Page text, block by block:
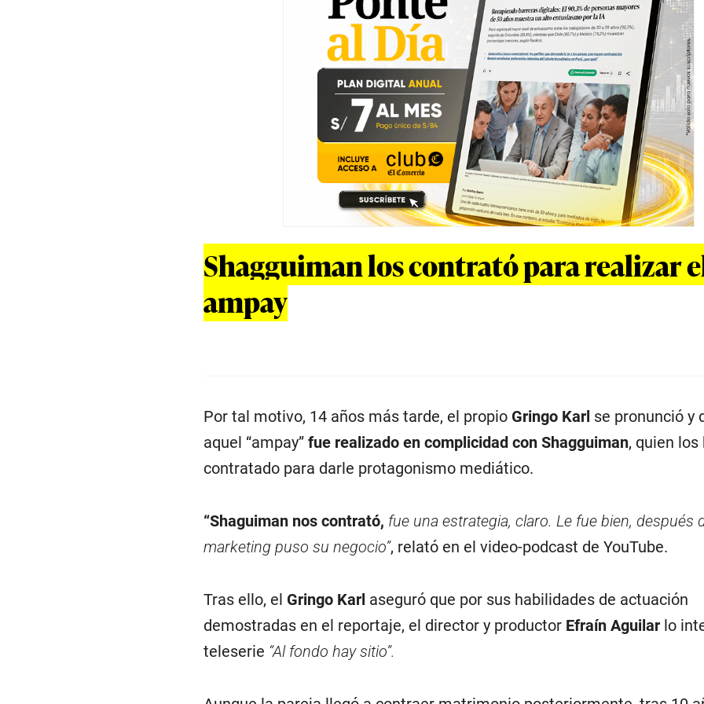
Shagguiman los contrató para realizar
ampay
Por tal motivo, 14 años más tarde, el propioGringo Karl se pronunció y
aquel “ampay” fue realizado en complicidad con Shagguiman, quien los
contratado para darle protagonismo mediático.
“Shaguiman nos contrató, fue una estrategia, claro. Le fue bien, después
marketing puso su negocio”, relató en el video-podcast de YouTube.
Tras ello, el Gringo Karl aseguró que por sus habilidades de actuación
demostradas en el reportaje, el director y productor Efraín Aguilar lo
teleserie “Al fondo hay sitio”.